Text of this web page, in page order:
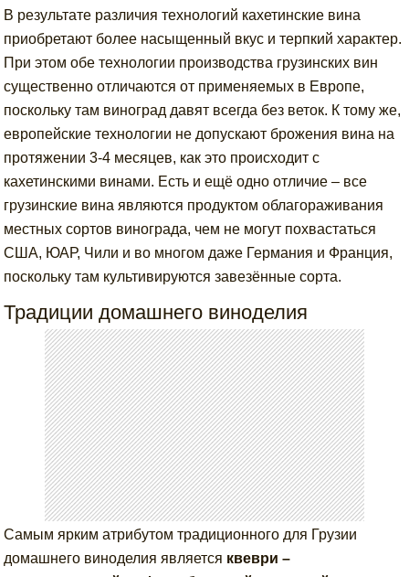
В результате различия технологий кахетинские вина
приобретают более насыщенный вкус и терпкий характер.
При этом обе технологии производства грузинских вин
существенно отличаются от применяемых в Европе,
поскольку там виноград давят всегда без веток. К тому же,
европейские технологии не допускают брожения вина на
протяжении 3-4 месяцев, как это происходит с
кахетинскими винами. Есть и ещё одно отличие – все
грузинские вина являются продуктом облагораживания
местных сортов винограда, чем не могут похвастаться
США, ЮАР, Чили и во многом даже Германия и Франция,
поскольку там культивируются завезённые сорта.
Традиции домашнего виноделия
Самым ярким атрибутом традиционного для Грузии
домашнего виноделия является квеври –